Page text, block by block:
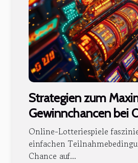
Strategien zum
Gewinnchancen bei
Lotteriespielen
Online-Lotteriespiele
einfachen
Chance auf...